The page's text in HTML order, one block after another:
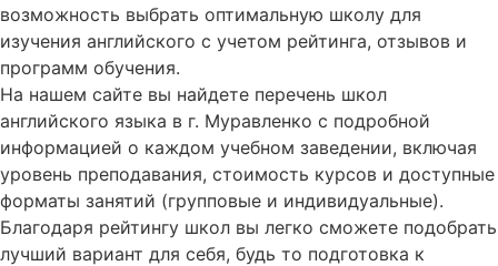
возможность выбрать оптимальную школу для
изучения английского с учетом рейтинга, отзывов и
программ обучения.
На нашем сайте вы найдете перечень школ
английского языка в г. Муравленко с подробной
информацией о каждом учебном заведении, включая
уровень преподавания, стоимость курсов и доступные
форматы занятий (групповые и индивидуальные).
Благодаря рейтингу школ вы легко сможете подобрать
лучший вариант для себя, будь то подготовка к